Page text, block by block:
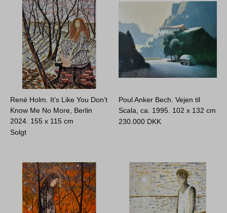
René Holm. It’s Like You Don’t
Know Me No More, Berlin
2024. 155 x 115 cm
Solgt
Poul Anker Bech. Vejen til
Scala, ca. 1995. 102 x 132 cm
230.000 DKK